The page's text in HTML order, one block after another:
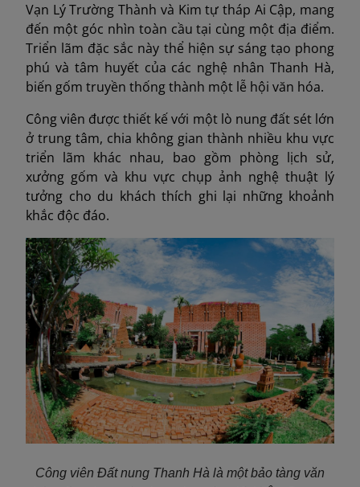
Vạn Lý Trường Thành và Kim tự tháp Ai Cập, mang
đến một góc nhìn toàn cầu tại cùng một địa điểm.
Triển lãm đặc sắc này thể hiện sự sáng tạo phong
phú và tâm huyết của các nghệ nhân Thanh Hà,
biến gốm truyền thống thành một lễ hội văn hóa.
Công viên được thiết kế với một lò nung đất sét lớn
ở trung tâm, chia không gian thành nhiều khu vực
triển lãm khác nhau, bao gồm phòng lịch sử,
xưởng gốm và khu vực chụp ảnh nghệ thuật lý
tưởng cho du khách thích ghi lại những khoảnh
khắc độc đáo.
Công viên Đất nung Thanh Hà là một bảo tàng văn